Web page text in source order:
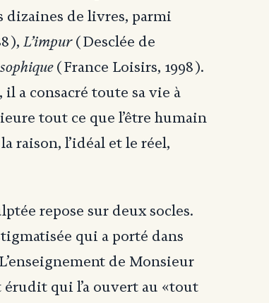
dizaines de livres, parmi
L’impur(Desclée de
(France Loisirs, 1998).
a consacré toute sa vie à
tout ce que l’être humain
raison, l’idéal et le réel,
repose sur deux socles.
qui a porté dans
de Monsieur
érudit qui l’a ouvert au «tout